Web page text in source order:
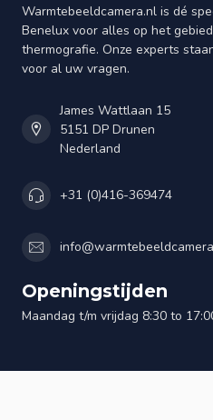
Warmtebeeldcamera.nl is dé
Benelux voor alles op het
thermografie. Onze experts
voor al uw vragen.
James Wattlaan 15
5151 DP Drunen
Nederland
+31 (0)416-369474
Openingstijden
Maandag t/m vrijdag 8:30 to